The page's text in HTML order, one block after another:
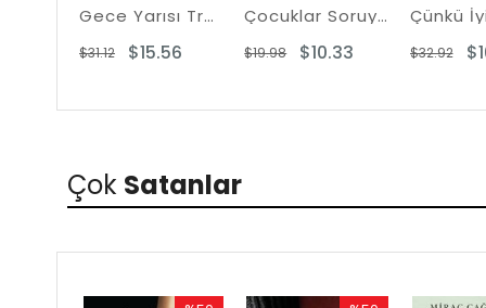
Gece Yarısı Treni
$15.56
$31.12
Çocuklar Soruyor İlber Hoca Cevaplıyor: Yedi Tepe İstanbul
$10.33
$19.98 $32.92
Çok Satanlar